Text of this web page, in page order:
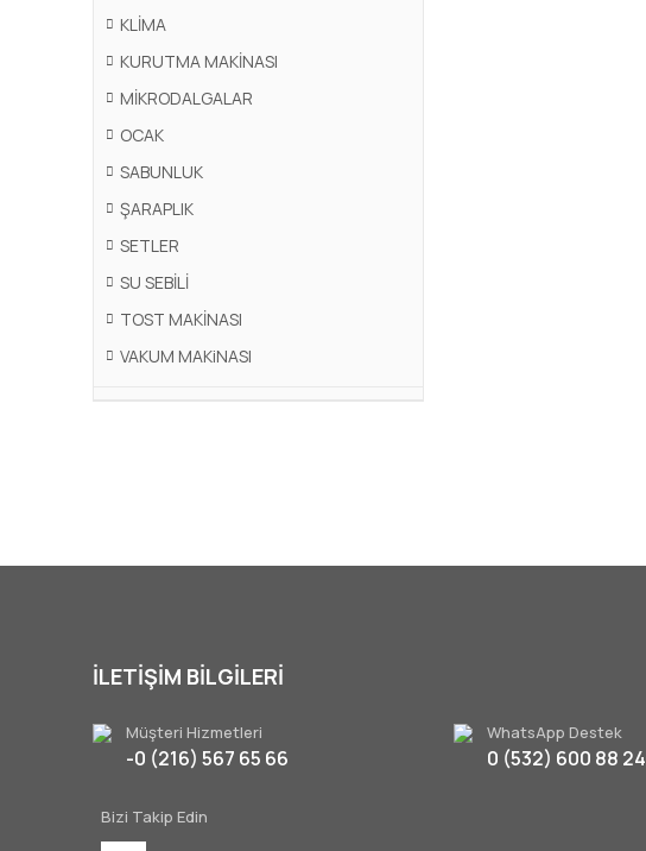
KLİMA
KURUTMA MAKİNASI
MİKRODALGALAR
OCAK
SABUNLUK
ŞARAPLIK
SETLER
SU SEBİLİ
TOST MAKİNASI
VAKUM MAKiNASI
İLETİŞİM BİLGİLERİ
Müşteri Hizmetleri
-0 (216) 567 65 66
WhatsApp Destek
0 (532) 600 88 24
Bizi Takip Edin